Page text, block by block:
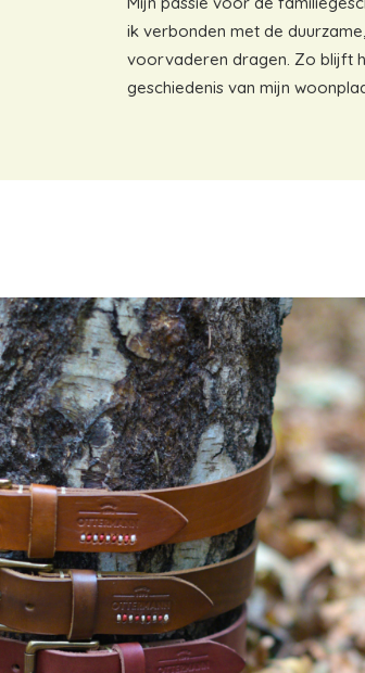
ik verbonden met de
voorvaderen dragen. Zo blijft
geschiedenis van mijn